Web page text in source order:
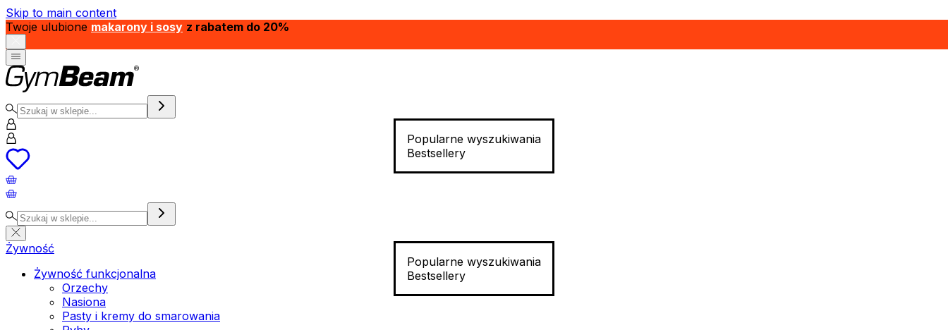
Skip to main content
Twoje ulubione makarony i sosy z rabatem do 20%
Popularne wyszukiwania
Bestsellery
Popularne wyszukiwania
Bestsellery
Żywność
Żywność funkcjonalna
Orzechy
Nasiona
Pasty i kremy do smarowania